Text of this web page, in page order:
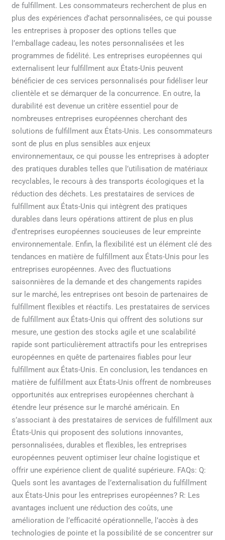
de fulfillment. Les consommateurs recherchent de plus en
plus des expériences d’achat personnalisées, ce qui pousse
les entreprises à proposer des options telles que
l’emballage cadeau, les notes personnalisées et les
programmes de fidélité. Les entreprises européennes qui
externalisent leur fulfillment aux États-Unis peuvent
bénéficier de ces services personnalisés pour fidéliser leur
clientèle et se démarquer de la concurrence. En outre, la
durabilité est devenue un critère essentiel pour de
nombreuses entreprises européennes cherchant des
solutions de fulfillment aux États-Unis. Les consommateurs
sont de plus en plus sensibles aux enjeux
environnementaux, ce qui pousse les entreprises à adopter
des pratiques durables telles que l’utilisation de matériaux
recyclables, le recours à des transports écologiques et la
réduction des déchets. Les prestataires de services de
fulfillment aux États-Unis qui intègrent des pratiques
durables dans leurs opérations attirent de plus en plus
d’entreprises européennes soucieuses de leur empreinte
environnementale. Enfin, la flexibilité est un élément clé des
tendances en matière de fulfillment aux États-Unis pour les
entreprises européennes. Avec des fluctuations
saisonnières de la demande et des changements rapides
sur le marché, les entreprises ont besoin de partenaires de
fulfillment flexibles et réactifs. Les prestataires de services
de fulfillment aux États-Unis qui offrent des solutions sur
mesure, une gestion des stocks agile et une scalabilité
rapide sont particulièrement attractifs pour les entreprises
européennes en quête de partenaires fiables pour leur
fulfillment aux États-Unis. En conclusion, les tendances en
matière de fulfillment aux États-Unis offrent de nombreuses
opportunités aux entreprises européennes cherchant à
étendre leur présence sur le marché américain. En
s’associant à des prestataires de services de fulfillment aux
États-Unis qui proposent des solutions innovantes,
personnalisées, durables et flexibles, les entreprises
européennes peuvent optimiser leur chaîne logistique et
offrir une expérience client de qualité supérieure. FAQs: Q:
Quels sont les avantages de l’externalisation du fulfillment
aux États-Unis pour les entreprises européennes? R: Les
avantages incluent une réduction des coûts, une
amélioration de l’efficacité opérationnelle, l’accès à des
technologies de pointe et la possibilité de se concentrer sur